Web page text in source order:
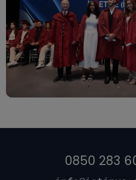
0850 283